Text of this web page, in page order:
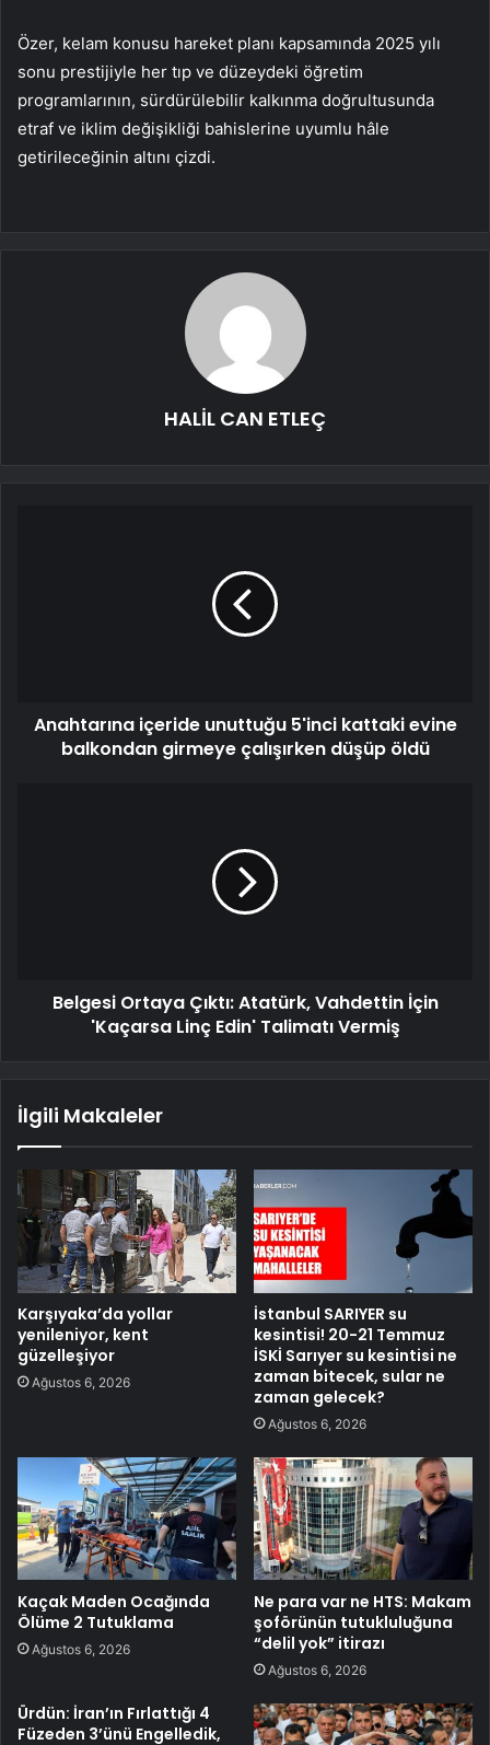
Özer, kelam konusu hareket planı kapsamında 2025 yılı
sonu prestijiyle her tıp ve düzeydeki öğretim
programlarının, sürdürülebilir kalkınma doğrultusunda
etraf ve iklim değişikliği bahislerine uyumlu hâle
getirileceğinin altını çizdi.
HALİL CAN ETLEÇ
Anahtarına içeride unuttuğu 5'inci kattaki evine
balkondan girmeye çalışırken düşüp öldü
Belgesi Ortaya Çıktı: Atatürk, Vahdettin İçin
'Kaçarsa Linç Edin' Talimatı Vermiş
İlgili Makaleler
Karşıyaka’da yollar
yenileniyor, kent
güzelleşiyor
Ağustos 6, 2026
İstanbul SARIYER su
kesintisi! 20-21 Temmuz
İSKİ Sarıyer su kesintisi ne
zaman bitecek, sular ne
zaman gelecek?
Ağustos 6, 2026
Kaçak Maden Ocağında
Ölüme 2 Tutuklama
Ağustos 6, 2026
Ne para var ne HTS: Makam
şoförünün tutukluluğuna
“delil yok” itirazı
Ağustos 6, 2026
Ürdün: İran’ın Fırlattığı 4
Füzeden 3’ünü Engelledik,